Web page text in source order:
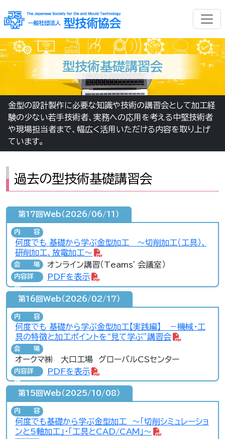
型技術基礎講習会
金型の設計製作に必要な知識や技術の講習会として加工経
験の少ない若手技術者、実務への応用を考える中堅技術者
や現場担当者まで、幅広く活用いただける内容を取り上げ
ています。
過去の型技術基礎講習会
第17回Web（2026/06/11）
内容
何度でも 基礎から学ぶ金型加工 ～切削加工（工具）、
研削加工、放電加工～
会場 オンライン講習（Teams' 会議室）
内容詳
細
PDFを表示
第16回Web（2026/02/17）
内容
何度でも 基礎から学ぶ金型加工【実践編】 －機械・工
具の特徴と加工ポイントを“見て学ぶ”講習会
会場
オークマ㈱ 大口工場 グローバルCSセンター
内容詳
細
PDFを表示
第15回Web（2025/10/08）
内容
何度でも基礎から学ぶ金型加工 ～「切削シミュレーショ
ンと5軸加工」・「工具とCAD/CAM」～